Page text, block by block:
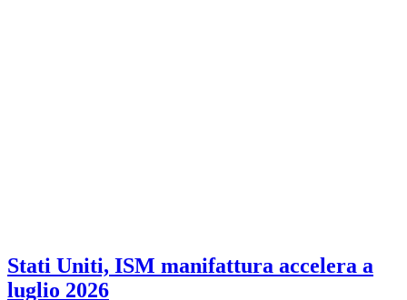
Stati Uniti, ISM manifattura accelera a
luglio 2026